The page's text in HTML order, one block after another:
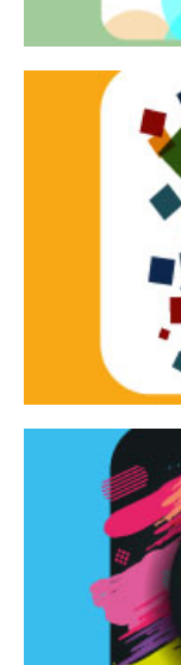
Tracce
Rassegna